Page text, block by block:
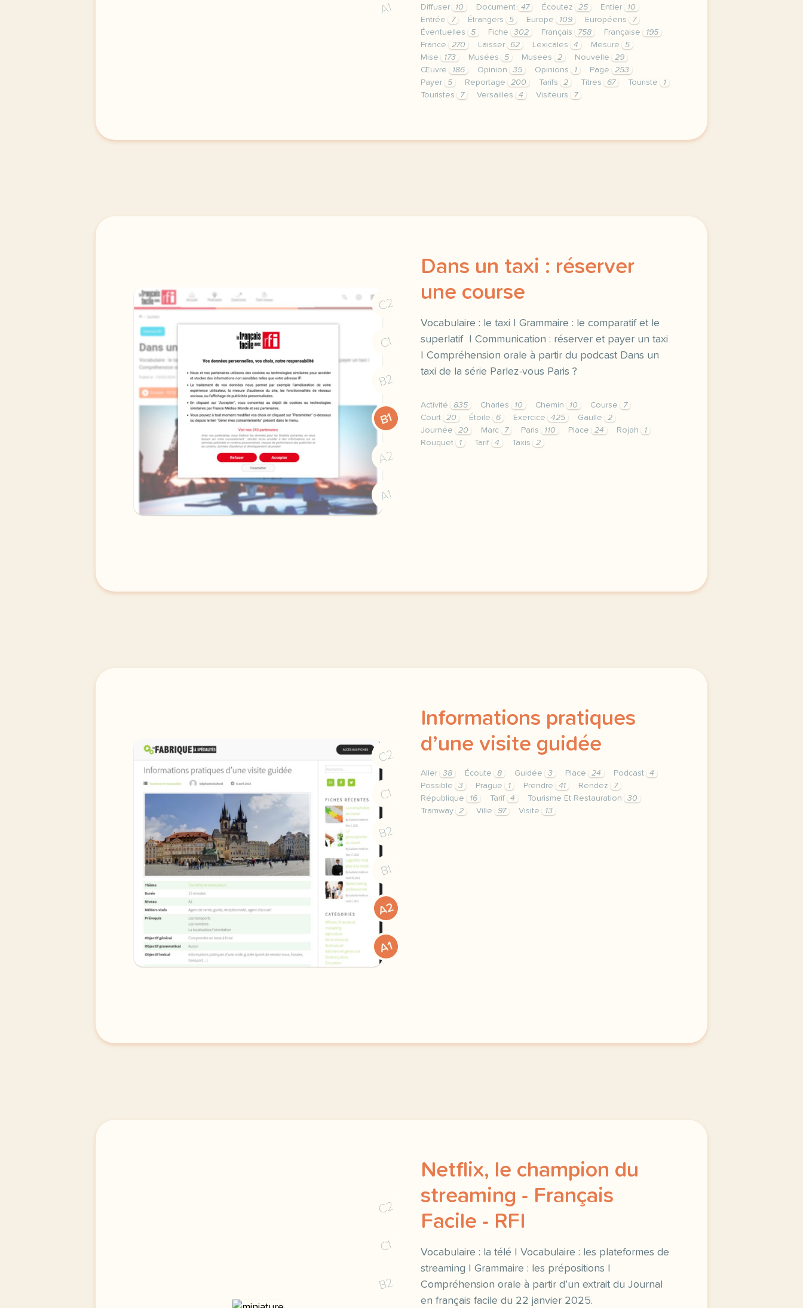
A1
Diffuser
10 Document 47 Écoutez 25 Entier
10
Entrée
7 Étrangers 5 Europe 109 Européens
7
Éventuelles
5 Fiche 302 Français 758 Française
195
France
270 Laisser 62 Lexicales 4 Mesure
5
Mise
173 Musées 5 Musees 2 Nouvelle
29
Œuvre
186 Opinion 35 Opinions 1 Page
253
Payer
5 Reportage 200 Tarifs 2 Titres 67 Touriste
1
Touristes
7 Versailles 4 Visiteurs 7
C2
C1
B2
B1
A2
A1
Dans un taxi : réserver
une course
Vocabulaire : le taxi | Grammaire : le comparatif et le
superlatif | Communication : réserver et payer un taxi
| Compréhension orale à partir du podcast Dans un
taxi de la série Parlez-vous Paris ?
Activité 835 Charles 10 Chemin 10 Course
7
Court
20 Étoile 6 Exercice 425 Gaulle
2
Journée
20 Marc 7 Paris 110 Place 24 Rojah
1
Rouquet
1 Tarif 4 Taxis 2
C2
C1
B2
B1
A2
A1
Informations pratiques
d’une visite guidée
Aller 38 Écoute 8 Guidée 3 Place 24 Podcast
4
Possible
3 Prague 1 Prendre 41 Rendez
7
République
16 Tarif 4 Tourisme Et Restauration
30
Tramway
2 Ville 97 Visite 13
C2
C1
B2
Netflix, le champion du
streaming - Français
Facile - RFI
Vocabulaire : la télé | Vocabulaire : les plateformes de
streaming | Grammaire : les prépositions |
Compréhension orale à partir d’un extrait du Journal
en français facile du 22 janvier 2025.